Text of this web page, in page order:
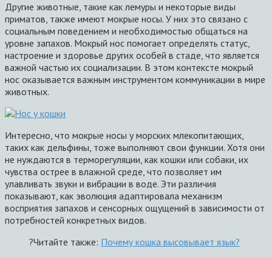
Другие животные, такие как лемуры и некоторые виды
приматов, также имеют мокрые носы. У них это связано с
социальным поведением и необходимостью общаться на
уровне запахов. Мокрый нос помогает определять статус,
настроение и здоровье других особей в стаде, что является
важной частью их социализации. В этом контексте мокрый
нос оказывается важным инструментом коммуникации в мире
животных.
Интересно, что мокрые носы у морских млекопитающих,
таких как дельфины, тоже выполняют свои функции. Хотя они
не нуждаются в терморегуляции, как кошки или собаки, их
чувства острее в влажной среде, что позволяет им
улавливать звуки и вибрации в воде. Эти различия
показывают, как эволюция адаптировала механизм
восприятия запахов и сенсорных ощущений в зависимости от
потребностей конкретных видов.
?Читайте также: Почему кошка высовывает язык?